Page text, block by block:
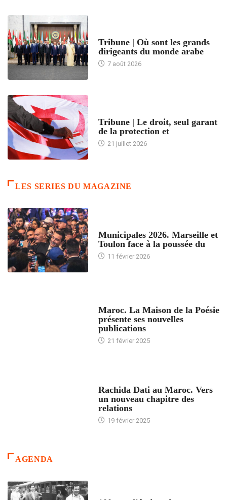
Tribune | Où sont les grands
dirigeants du monde arabe
7 août 2026
Tribune | Le droit, seul garant
de la protection et
21 juillet 2026
LES SERIES DU MAGAZINE
Municipales 2026. Marseille et
Toulon face à la poussée du
11 février 2026
Maroc. La Maison de la Poésie
présente ses nouvelles
publications
21 février 2025
Rachida Dati au Maroc. Vers
un nouveau chapitre des
relations
19 février 2025
AGENDA